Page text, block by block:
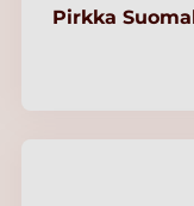
Pirkka